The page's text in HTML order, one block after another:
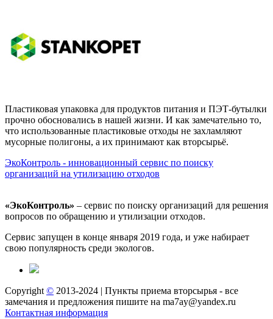
Пластиковая упаковка для продуктов питания и ПЭТ-бутылки
прочно обосновались в нашей жизни. И как замечательно то,
что использованные пластиковые отходы не захламляют
мусорные полигоны, а их принимают как вторсырьё.
ЭкоКонтроль - инновационный сервис по поиску
организаций на утилизацию отходов
«ЭкоКонтроль» – сервис по поиску организаций для решения
вопросов по обращению и утилизации отходов.
Сервис запущен в конце января 2019 года, и уже набирает
свою популярность среди экологов.
Copyright © 2013-2024 | Пункты приема вторсырья - все
замечания и предложения пишите на ma7ay@yandex.ru
Контактная информация